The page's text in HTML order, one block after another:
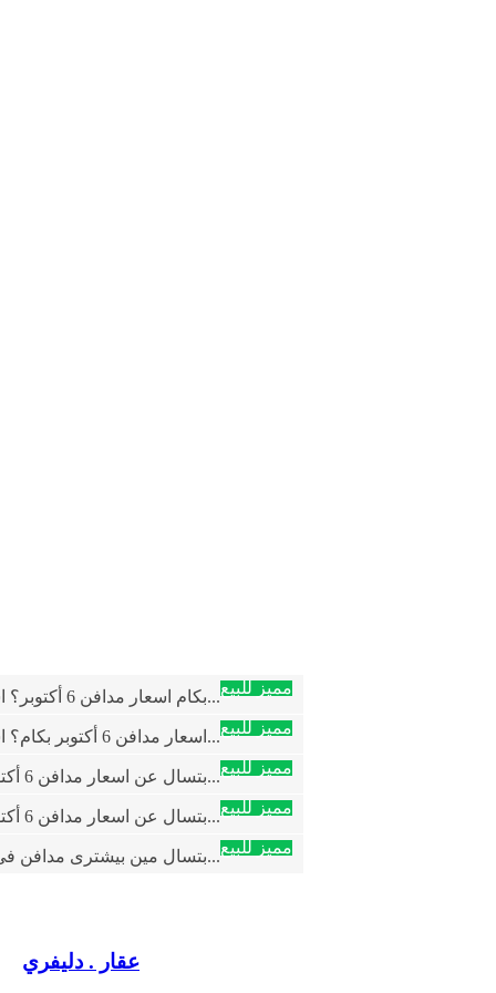
مميز للبيعبكام اسعار مدافن 6 أكتوبر؟ اسئل الحاج مح...
مميز للبيعاسعار مدافن 6 أكتوبر بكام؟ اسئل الحاج مح...
مميز للبيعبتسال عن اسعار مدافن 6 أكتوبر؟الحاج محمد...
مميز للبيعبتسال عن اسعار مدافن 6 أكتوبر؟...
مميز للبيعبتسال مين بيشترى مدافن في 6 اكتوبر؟ الحا...
عقار . دليفري